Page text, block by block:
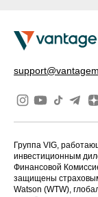
Группа VIG,
инвестиционным
Финансовой
защищены
Watson (WTW),